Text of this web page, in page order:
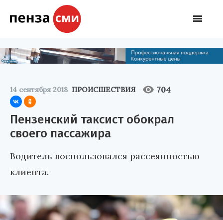
14 сентября 2018 ПРОИСШЕСТВИЯ 704
Пензенский таксист обокрал
своего пассажира
Водитель воспользовался рассеянностью
клиента.